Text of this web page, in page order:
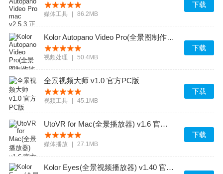
媒体工具 86.2MB
下载
Kolor Autopano Video Pro(全景图制作软件) v1.5.1 官方免费版
视频处理 50.4MB
下载
全景视频大师 v1.0 官方PC版
视频工具 45.1MB
下载
UtoVR for Mac(全景播放器) v1.6 官方最新版
媒体播放 27.1MB
下载
Kolor Eyes(全景视频播放器) v1.40 官方最新版